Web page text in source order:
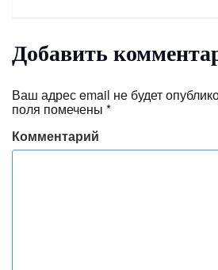
Добавить
Ваш адрес email не будет
поля помечены *
Комментарий